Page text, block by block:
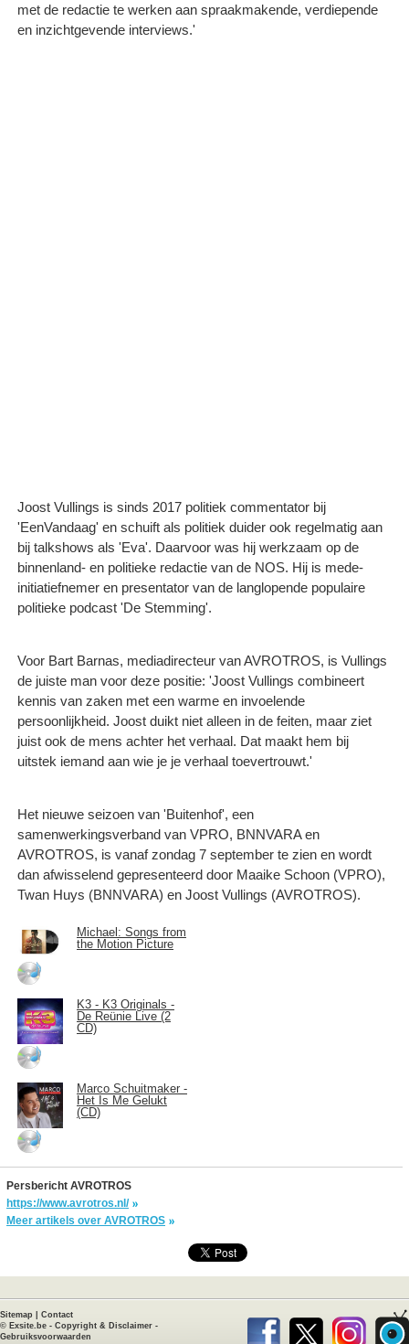
met de redactie te werken aan spraakmakende, verdiepende
en inzichtgevende interviews.'
Joost Vullings is sinds 2017 politiek commentator bij
'EenVandaag' en schuift als politiek duider ook regelmatig aan
bij talkshows als 'Eva'. Daarvoor was hij werkzaam op de
binnenland- en politieke redactie van de NOS. Hij is mede-
initiatiefnemer en presentator van de langlopende populaire
politieke podcast 'De Stemming'.
Voor Bart Barnas, mediadirecteur van AVROTROS, is Vullings
de juiste man voor deze positie: 'Joost Vullings combineert
kennis van zaken met een warme en invoelende
persoonlijkheid. Joost duikt niet alleen in de feiten, maar ziet
juist ook de mens achter het verhaal. Dat maakt hem bij
uitstek iemand aan wie je je verhaal toevertrouwt.'
Het nieuwe seizoen van 'Buitenhof', een
samenwerkingsverband van VPRO, BNNVARA en
AVROTROS, is vanaf zondag 7 september te zien en wordt
dan afwisselend gepresenteerd door Maaike Schoon (VPRO),
Twan Huys (BNNVARA) en Joost Vullings (AVROTROS).
Michael: Songs from
the Motion Picture
K3 - K3 Originals -
De Reünie Live (2
CD)
Marco Schuitmaker -
Het Is Me Gelukt
(CD)
Persbericht AVROTROS
https://www.avrotros.nl/
Meer artikels over AVROTROS
Sitemap
Contact
© Exsite.be - Copyright & Disclaimer -
Gebruiksvoorwaarden